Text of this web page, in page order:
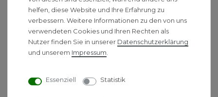
Standardfarbton Weiß 9016 brillant
andersfarbig gemäß BEMM-Farbpalette (auf
Anfrage)
Technische Daten:
geeignet
helfen, diese Website und Ihre Erfahrung zu
verbessern. Weitere Informationen zu den von uns
verwendeten Cookies und Ihren Rechten als
Nutzer finden Sie in unserer Daten­schutz­erklärung
und unserem Impressum
Essenziell Statistik